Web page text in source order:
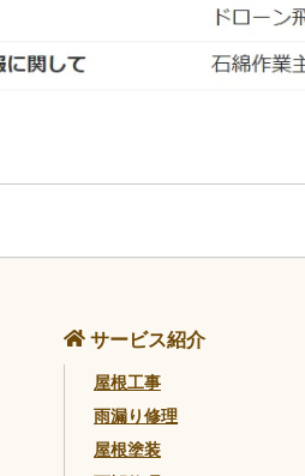
サービス紹介
屋根工事
雨漏り修理
屋根塗装